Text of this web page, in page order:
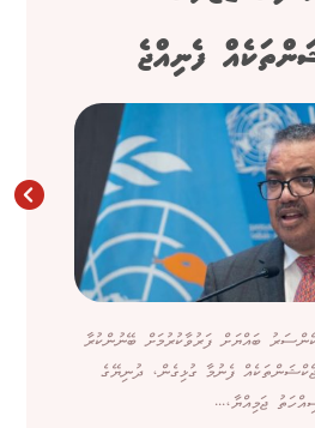
ފެނިއްޖެ
ބައްޔަށް ފަރުވާކުރުމަށް ބޭނުންކުރާ
ފެނުމާ ގުޅިގެން، ދުނިޔޭގެ
ޖަމިއްޔާ،...